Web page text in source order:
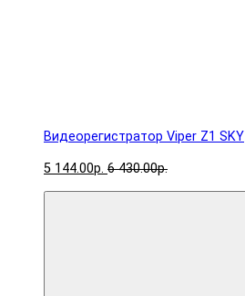
Видеорегистратор Viper Z1 SKY
5 144.00р. 6 430.00р.